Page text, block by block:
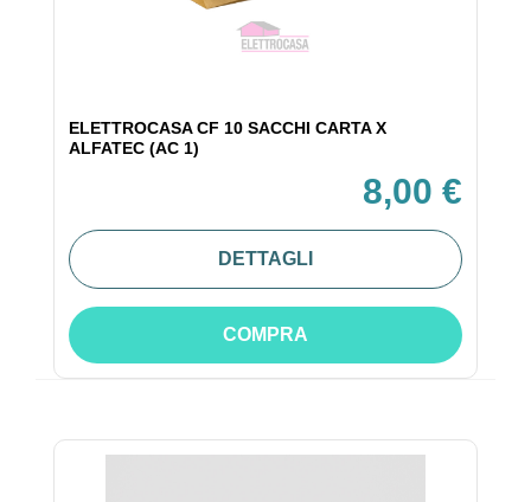
ELETTROCASA CF 10 SACCHI CARTA X
ALFATEC (AC 1)
8,00 €
DETTAGLI
COMPRA